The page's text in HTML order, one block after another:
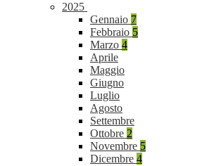
2025
Gennaio 7
Febbraio 5
Marzo 4
Aprile
Maggio
Giugno
Luglio
Agosto
Settembre
Ottobre 2
Novembre 5
Dicembre 4